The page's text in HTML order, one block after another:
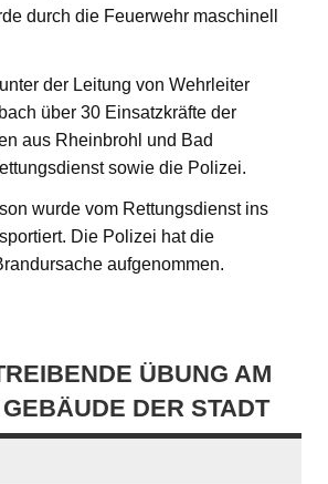
durch die Feuerwehr maschinell
der Leitung von Wehrleiter
über 30 Einsatzkräfte der
aus Rheinbrohl und Bad
sowie die Polizei.
wurde vom Rettungsdienst ins
Die Polizei hat die
aufgenommen.
ÜBUNG AM H
DER STADT